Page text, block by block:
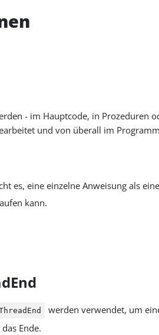
- im Hauptcode, in Prozeduren
und von überall im
es, eine einzelne Anweisung als
kann.
werden verwendet, um
Ende.